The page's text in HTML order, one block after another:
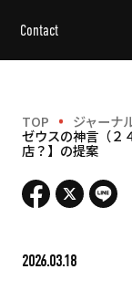
Contact
TOP ジャーナ
ゼウスの神言（２
店？】の提案
2026.03.18